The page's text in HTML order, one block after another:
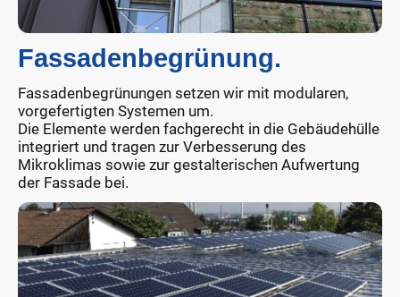
Fassadenbegrünung.
Fassadenbegrünungen setzen wir mit modularen,
vorgefertigten Systemen um.
Die Elemente werden fachgerecht in die Gebäudehülle
integriert und tragen zur Verbesserung des
Mikroklimas sowie zur gestalterischen Aufwertung
der Fassade bei.